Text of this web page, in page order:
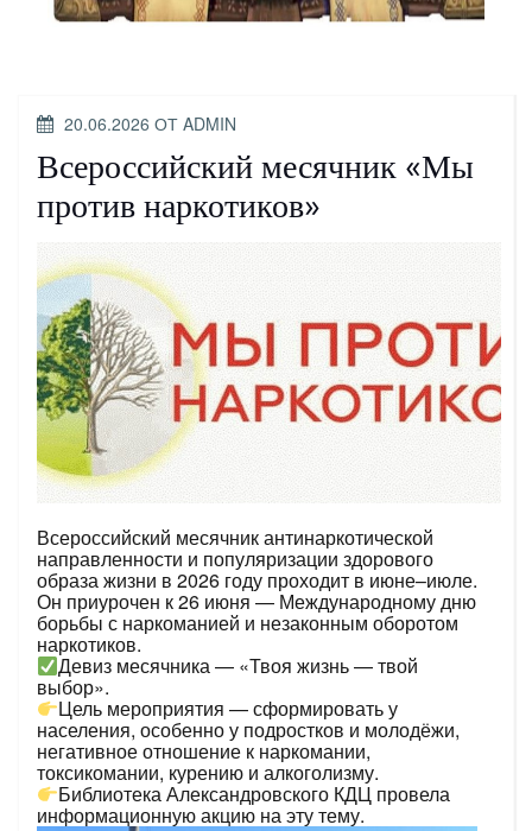
ОПУБЛИКОВАНО
20.06.2026 ОТ ADMIN
Всероссийский месячник «Мы
против наркотиков»
Всероссийский месячник антинаркотической
направленности и популяризации здорового
образа жизни в 2026 году проходит в июне–июле.
Он приурочен к 26 июня — Международному дню
борьбы с наркоманией и незаконным оборотом
наркотиков.
Девиз месячника — «Твоя жизнь — твой
выбор».
Цель мероприятия — сформировать у
населения, особенно у подростков и молодёжи,
негативное отношение к наркомании,
токсикомании, курению и алкоголизму.
Библиотека Александровского КДЦ провела
информационную акцию на эту тему.